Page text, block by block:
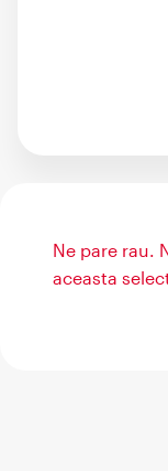
Ne pare rau.
aceasta